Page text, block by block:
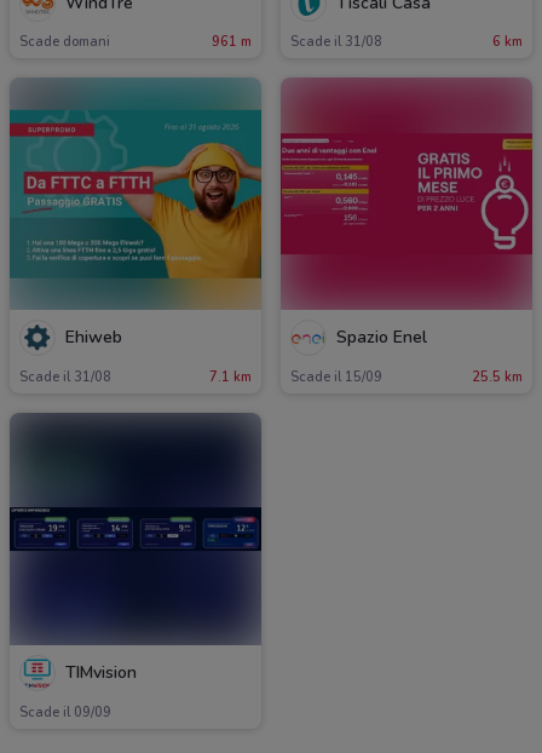
Scade domani 961 m Scade il 31/08 6 km
Ehiweb
Scade il 31/08 7.1 km
Spazio Enel
Scade il 15/09 25.5 km
TIMvision
Scade il 09/09